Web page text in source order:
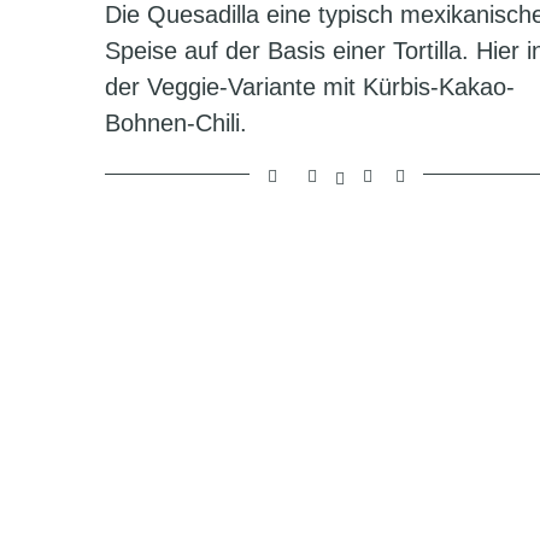
Die Quesadilla eine typisch
Speise auf der Basis einer Tortilla. Hier
der Veggie-Variante mit Kürbis-Kakao-
Bohnen-Chili.